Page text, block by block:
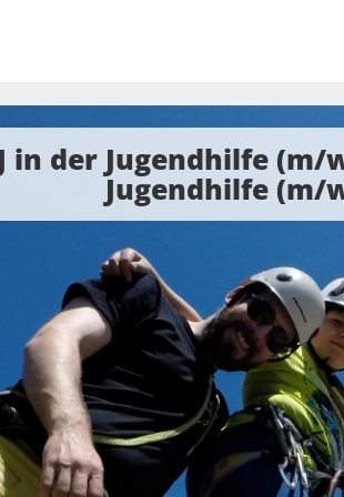
in der Jugendhilfe (m/
Jugendhilfe (m/